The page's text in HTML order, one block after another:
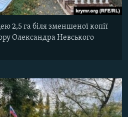
2,5 га біля зменшеної копії
Олександра Невського